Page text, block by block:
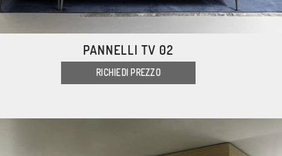
PANNELLI TV 02
RICHIEDI PREZZO